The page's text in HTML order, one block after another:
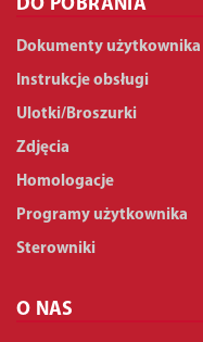
DO POBRANIA
Dokumenty użytkownika
Instrukcje obsługi
Ulotki/Broszurki
Zdjęcia
Homologacje
Programy użytkownika
Sterowniki
O NAS